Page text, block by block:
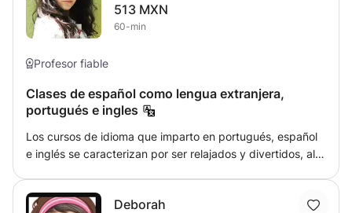
513 MXN
60-min
Profesor fiable
Clases de español como lengua extranjera,
portugués e ingles
Los cursos de idioma que imparto en portugués, español
e inglés se caracterizan por ser relajados y divertidos, al
donde los estudiantes se sientan cómodos y motivados
Deborah